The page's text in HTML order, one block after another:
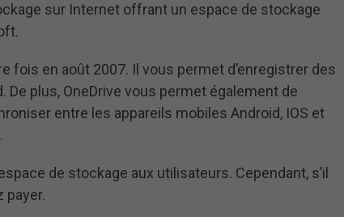
sur Internet offrant un espace de stockage
fois en août 2007. Il vous permet d’enregistrer des
plus, OneDrive vous permet également de
entre les appareils mobiles Android, IOS et
de stockage aux utilisateurs. Cependant, s’il
payer.